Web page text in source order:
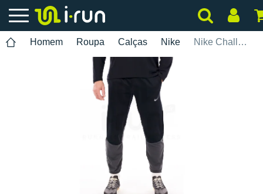
Homem Roupa Calças Nike Nike Challenger